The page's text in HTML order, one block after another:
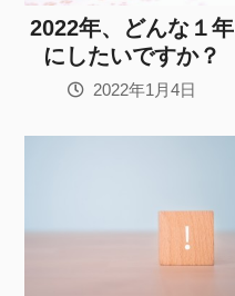
2022年、どんな１年
にしたいですか？
2022年1月4日